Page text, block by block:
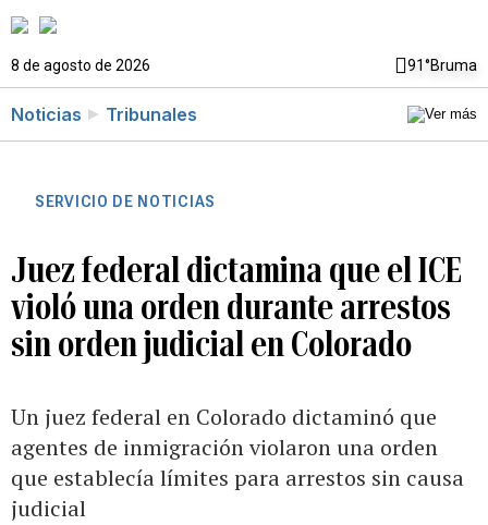
8 de agosto de 2026 91°Bruma
Noticias Tribunales
SERVICIO DE NOTICIAS
Juez federal dictamina que el ICE
violó una orden durante arrestos
sin orden judicial en Colorado
Un juez federal en Colorado dictaminó que
agentes de inmigración violaron una orden
que establecía límites para arrestos sin causa
judicial